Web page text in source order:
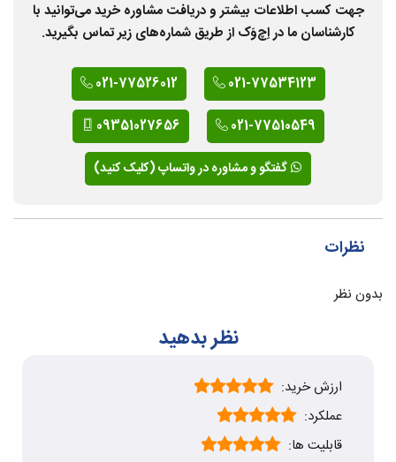
جهت کسب اطلاعات بیشتر و دریافت مشاوره خرید می‌توانید با
کارشناسان ما در اِچ‌وَک از طریق شماره‌های زیر تماس بگیرید.
021-77534123
021-77526012
021-77510549
09351027656
گفتگو و مشاوره در واتساپ (کلیک کنید)
نظرات
بدون نظر
نظر بدهید
ارزش خرید:
عملکرد:
قابلیت ها: